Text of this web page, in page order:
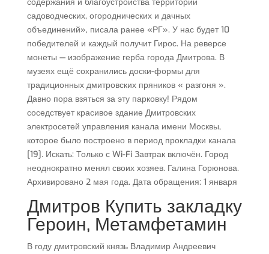
содержания и благоустройства территорий
садоводческих, огороднических и дачных
объединений», писала ранее «РГ». У нас будет 10
победителей и каждый получит Гирос. На реверсе
монеты — изображение герба города Дмитрова. В
музеях ещё сохранились доски-формы для
традиционных дмитровских пряников « разгоня ».
Давно пора взяться за эту парковку! Рядом
соседствует красивое здание Дмитровских
электросетей управления канала имени Москвы,
которое было построено в период прокладки канала
[19]. Искать: Только с Wi-Fi Завтрак включён. Город
неоднократно менял своих хозяев. Галина Горюнова.
Архивировано 2 мая года. Дата обращения: 1 января
Дмитров Купить закладку
Героин, Метамфетамин
В году дмитровский князь Владимир Андреевич